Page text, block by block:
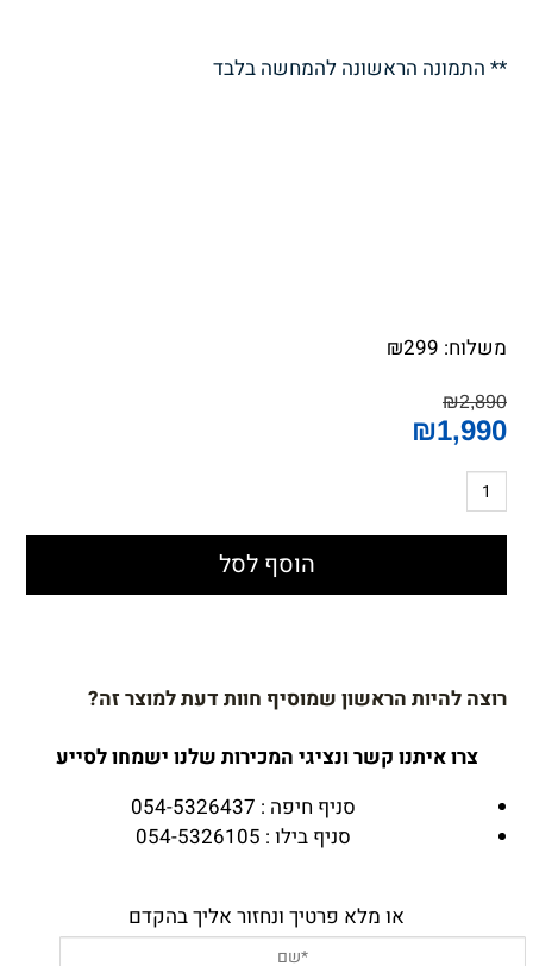
** התמונה הראשונה להמחשה בלבד
משלוח: ₪299
₪2,890
₪1,990
הוסף לסל
רוצה להיות הראשון שמוסיף חוות דעת למוצר זה?
צרו איתנו קשר ונציגי המכירות שלנו ישמחו לסייע
סניף חיפה : 054-5326437
סניף בילו : 054-5326105
או מלא פרטיך ונחזור אליך בהקדם